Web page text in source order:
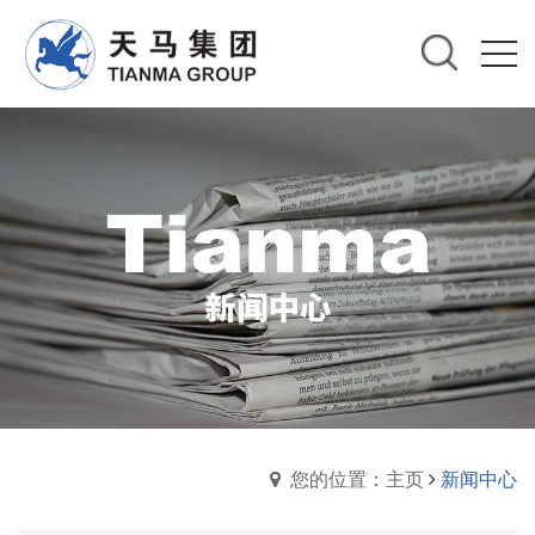
您的位置：主页 新闻中心